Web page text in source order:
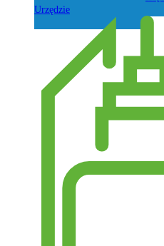
Urzędzie